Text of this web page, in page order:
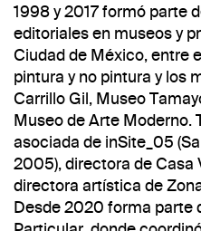
1998 y 2017 formó parte
editoriales en museos y
Ciudad de México, entre
pintura y no pintura y los
Carrillo Gil, Museo
Museo de Arte Moderno.
asociada de inSite_05
2005), directora de Casa
directora artística de
Desde 2020 forma parte